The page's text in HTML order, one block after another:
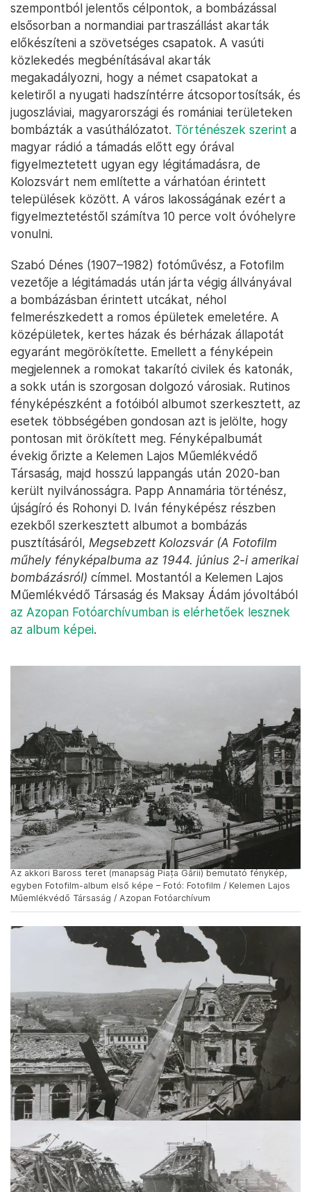
szempontból jelentős célpontok, a bombázással
elsősorban a normandiai partraszállást akarták
előkészíteni a szövetséges csapatok. A vasúti
közlekedés megbénításával akarták
megakadályozni, hogy a német csapatokat a
keletiről a nyugati hadszíntérre átcsoportosítsák, és
jugoszláviai, magyarországi és romániai területeken
bombázták a vasúthálózatot. Történészek szerint a
magyar rádió a támadás előtt egy órával
figyelmeztetett ugyan egy légitámadásra, de
Kolozsvárt nem említette a várhatóan érintett
települések között. A város lakosságának ezért a
figyelmeztetéstől számítva 10 perce volt óvóhelyre
vonulni.
Szabó Dénes (1907–1982) fotóművész, a Fotofilm
vezetője a légitámadás után járta végig állványával
a bombázásban érintett utcákat, néhol
felmerészkedett a romos épületek emeletére. A
középületek, kertes házak és bérházak állapotát
egyaránt megörökítette. Emellett a fényképein
megjelennek a romokat takarító civilek és katonák,
a sokk után is szorgosan dolgozó városiak. Rutinos
fényképészként a fotóiból albumot szerkesztett, az
esetek többségében gondosan azt is jelölte, hogy
pontosan mit örökített meg. Fényképalbumát
évekig őrizte a Kelemen Lajos Műemlékvédő
Társaság, majd hosszú lappangás után 2020-ban
került nyilvánosságra. Papp Annamária történész,
újságíró és Rohonyi D. Iván fényképész részben
ezekből szerkesztett albumot a bombázás
pusztításáról, Megsebzett Kolozsvár (A Fotofilm
műhely fényképalbuma az 1944. június 2-i amerikai
bombázásról) címmel. Mostantól a Kelemen Lajos
Műemlékvédő Társaság és Maksay Ádám jóvoltából
az Azopan Fotóarchívumban is elérhetőek lesznek
az album képei.
Az akkori Baross teret (manapság Piața Gării) bemutató fénykép,
egyben Fotofilm-album első képe – Fotó: Fotofilm / Kelemen Lajos
Műemlékvédő Társaság / Azopan Fotóarchívum